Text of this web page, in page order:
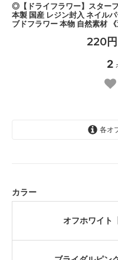
◎【ドライフラワー】スター
本製 国産 レジン封入 ネイル
ブドフラワー 本物 自然素材 《
220
2
各オ
カラー
オフホワイト